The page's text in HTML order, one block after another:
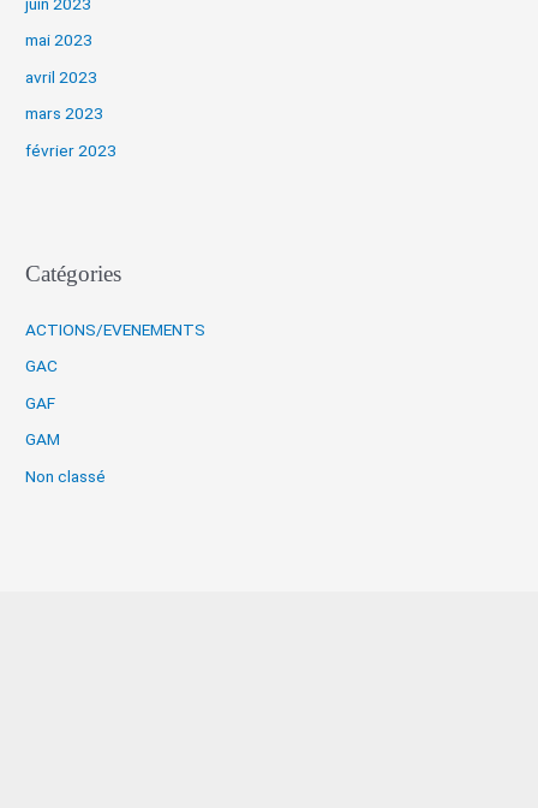
mai 2023
avril 2023
mars 2023
février 2023
Catégories
ACTIONS/EVENEMENTS
GAC
GAF
GAM
Non classé